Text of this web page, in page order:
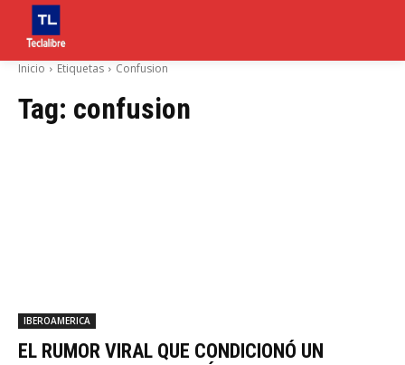
Inicio Etiquetas Confusion
Tag: confusion
IBEROAMERICA
EL RUMOR VIRAL QUE CONDICIONÓ UN